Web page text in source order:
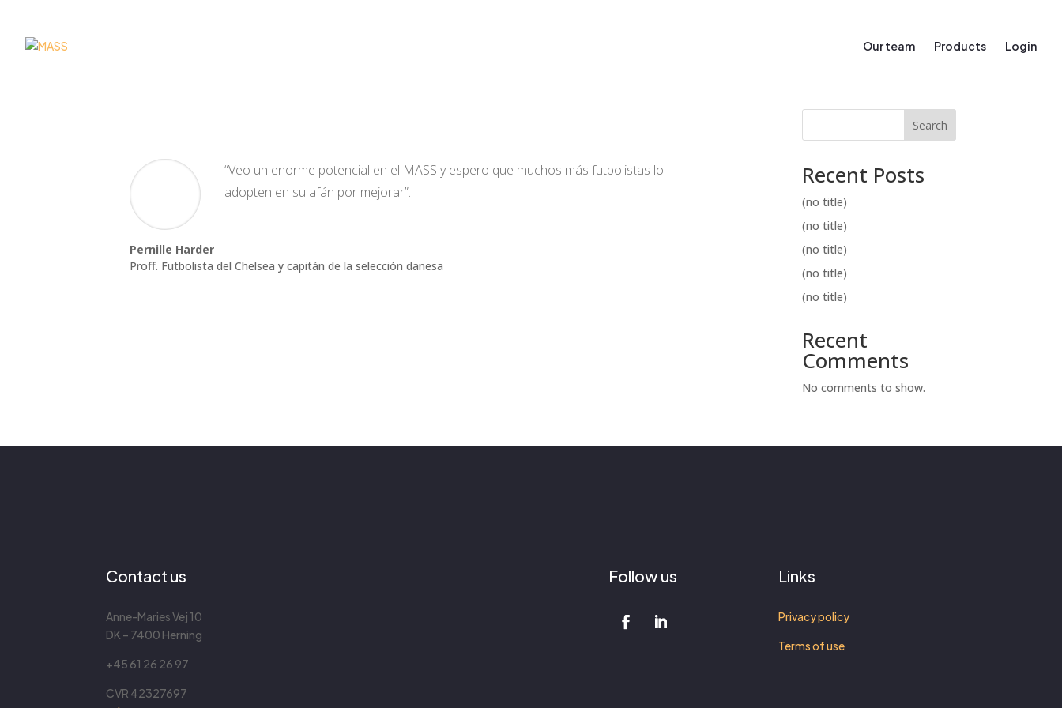
Our team Products Login
“Veo un enorme potencial en el MASS y espero que muchos más futbolistas lo
adopten en su afán por mejorar”.
Pernille Harder
Proff. Futbolista del Chelsea y capitán de la selección danesa
Search
Recent Posts
(no title)
(no title)
(no title)
(no title)
(no title)
Recent
Comments
No comments to show.
Contact us
Anne-Maries Vej 10
DK – 7400 Herning
+45 61 26 26 97
CVR 42327697
Follow us Links
Privacy policy
Terms of use